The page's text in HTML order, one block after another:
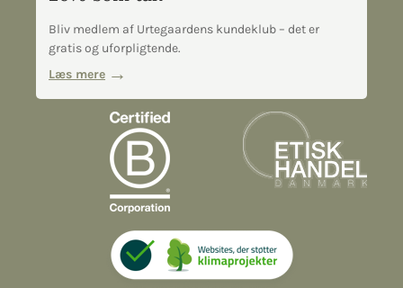
Bliv medlem af Urtegaardens kundeklub – det er
gratis og uforpligtende.
Læs mere